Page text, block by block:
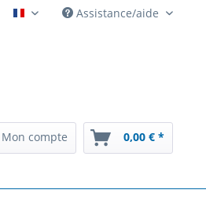
Automatenarchiv French
Assistance/aide
Mon compte 0,00 € *